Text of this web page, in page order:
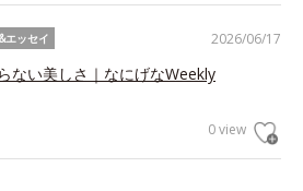
2026/06/17
エッセイ
ない美しさ｜なにげなWeekly
0 view